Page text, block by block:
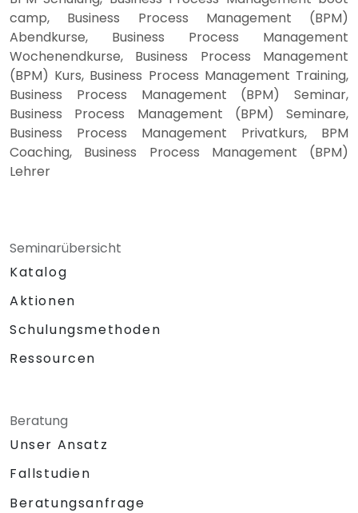
camp, Business Process Management (BPM)
Abendkurse, Business Process Management
Wochenendkurse, Business Process Management
(BPM) Kurs, Business Process Management Training,
Business Process Management (BPM) Seminar,
Business Process Management (BPM) Seminare,
Business Process Management Privatkurs, BPM
Coaching, Business Process Management (BPM)
Lehrer
Seminarübersicht
Katalog
Aktionen
Schulungsmethoden
Ressourcen
Beratung
Unser Ansatz
Fallstudien
Beratungsanfrage